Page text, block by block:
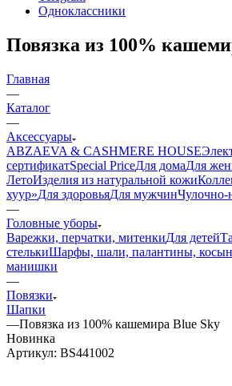
Одноклассники
Повязка из 100%
Главная
—
Каталог
—
Аксессуары
ABZAEVA & CASHMERE HOUSE
сертификатSpecial PriceДля домаДля
ЛетоИзделия из натуральной кожи
хуур»Для здоровьяДля мужчинЧулочно-
—
Головные уборы
Варежки, перчатки, митенкиДля детей
стелькиШарфы, шали, палантины,
манишки
—
Повязки
Шапки
—Повязка из 100% кашемира Blue Sky
Новинка
Артикул: BS441002